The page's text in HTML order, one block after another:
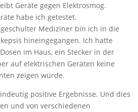
Geräte gegen Elektrosmog.
habe ich getestet.
Mediziner bin ich in die
hineingegangen. Ich hatte
im Haus, ein Stecker in der
auf elektrischen Geräten keine
zeigen würde.
positive Ergebnisse. Und dies
und von verschiedenen